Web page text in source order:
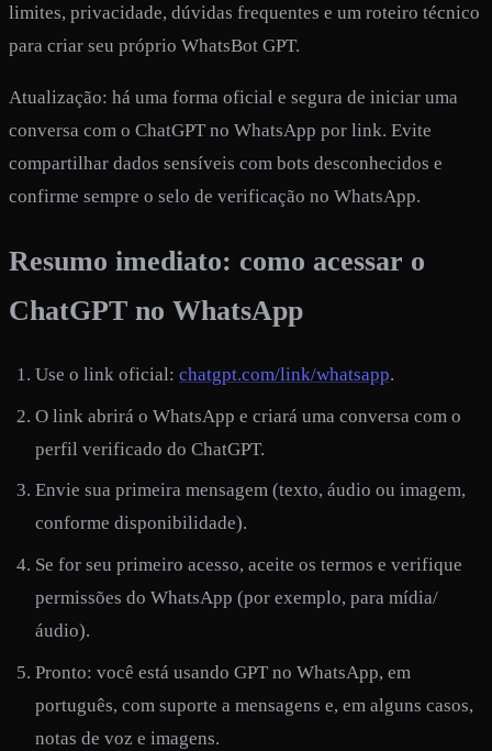
limites, privacidade, dúvidas frequentes e um roteiro técnico
para criar seu próprio WhatsBot GPT.
Atualização: há uma forma oficial e segura de iniciar uma
conversa com o ChatGPT no WhatsApp por link. Evite
compartilhar dados sensíveis com bots desconhecidos e
confirme sempre o selo de verificação no WhatsApp.
Resumo imediato: como acessar o
ChatGPT no WhatsApp
Use o link oficial: chatgpt.com/link/whatsapp.
O link abrirá o WhatsApp e criará uma conversa com o
perfil verificado do ChatGPT.
Envie sua primeira mensagem (texto, áudio ou imagem,
conforme disponibilidade).
Se for seu primeiro acesso, aceite os termos e verifique
permissões do WhatsApp (por exemplo, para mídia/
áudio).
Pronto: você está usando GPT no WhatsApp, em
português, com suporte a mensagens e, em alguns casos,
notas de voz e imagens.